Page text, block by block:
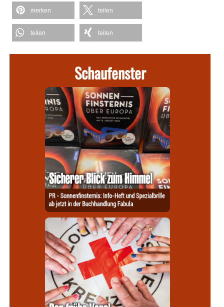
merken teilen
teilen teilen
Schaufenster